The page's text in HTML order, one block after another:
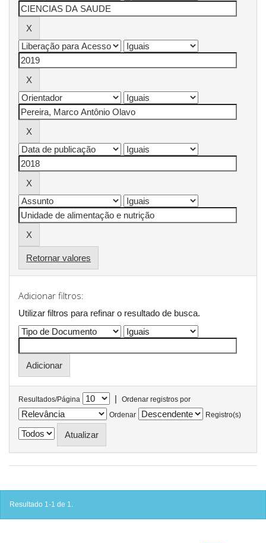
Retornar valores
Adicionar filtros:
Utilizar filtros para refinar o resultado de busca.
Resultados/Página |
Ordenar registros por
Ordenar
Registro(s)
Resultado 1-1 de 1.